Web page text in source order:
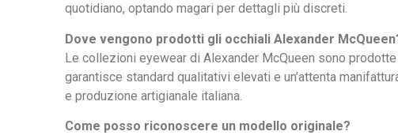
quotidiano, optando magari per dettagli più discreti.
Dove vengono prodotti gli occhiali Alexander
Le collezioni eyewear di Alexander McQueen sono
garantisce standard qualitativi elevati e un’attenta
e produzione artigianale italiana.
Come posso riconoscere un modello originale?